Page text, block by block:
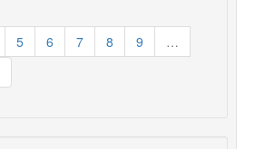
5 6 7 8 9
…